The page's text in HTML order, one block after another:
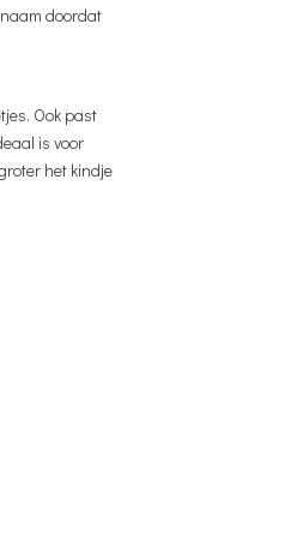
doordat
Ook past
is voor
het kindje